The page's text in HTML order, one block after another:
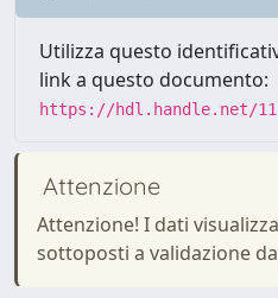
Utilizza questo
link a questo documento:
https://hdl.handle.net/
Attenzione
Attenzione! I dati
sottoposti a validazione